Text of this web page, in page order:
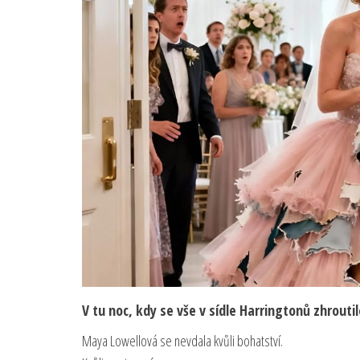
V tu noc, kdy se vše v sídle Harringtonů
Maya Lowellová se nevdala kvůli bohatství.